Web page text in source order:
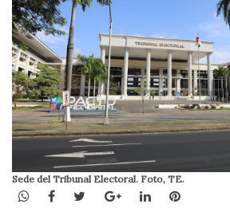
Sede del Tribunal Electoral. Foto, TE.
WhatsApp
Facebook
TwitterGoogle+LinkedInPinterest